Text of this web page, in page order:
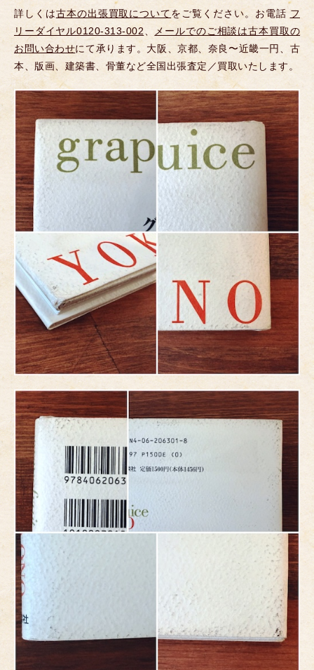
詳しくは古本の出張買取についてをご覧ください。お電話 フ
リーダイヤル0120-313-002、
メールでのご相談は古本買取の
お問い合わせにて承ります。大阪、京都、奈良〜近畿一円、古
本、版画、建築書、骨董など全国出張査定／買取いたします。